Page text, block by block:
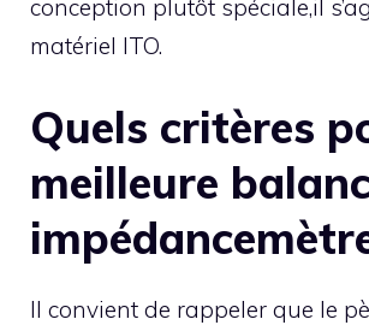
conception plutôt spéciale,il
matériel ITO.
Quels critères
meilleure
Il convient de rappeler que le